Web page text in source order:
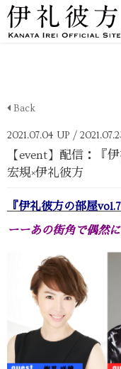
Back
2021.07.04 UP /
【event】配信：『
宏規×伊礼彼方
『伊礼彼方の部屋
ーーあの街角で偶然